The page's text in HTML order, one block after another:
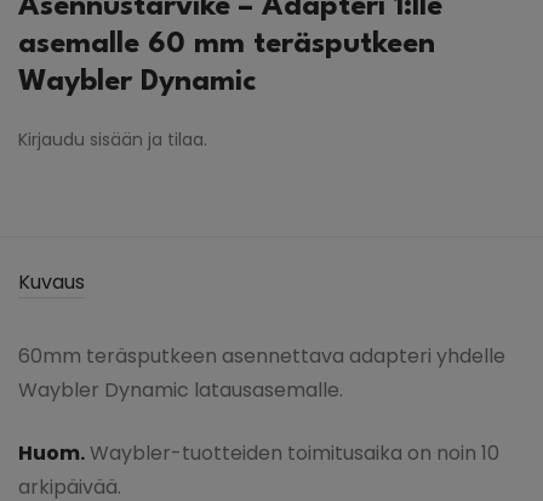
Asennustarvike – Adapteri 1:lle
asemalle 60 mm teräsputkeen
Waybler Dynamic
Kirjaudu sisään ja tilaa.
Kuvaus
60mm teräsputkeen asennettava adapteri yhdelle
Waybler Dynamic latausasemalle.
Huom.Waybler-tuotteiden toimitusaika on noin 10
arkipäivää.